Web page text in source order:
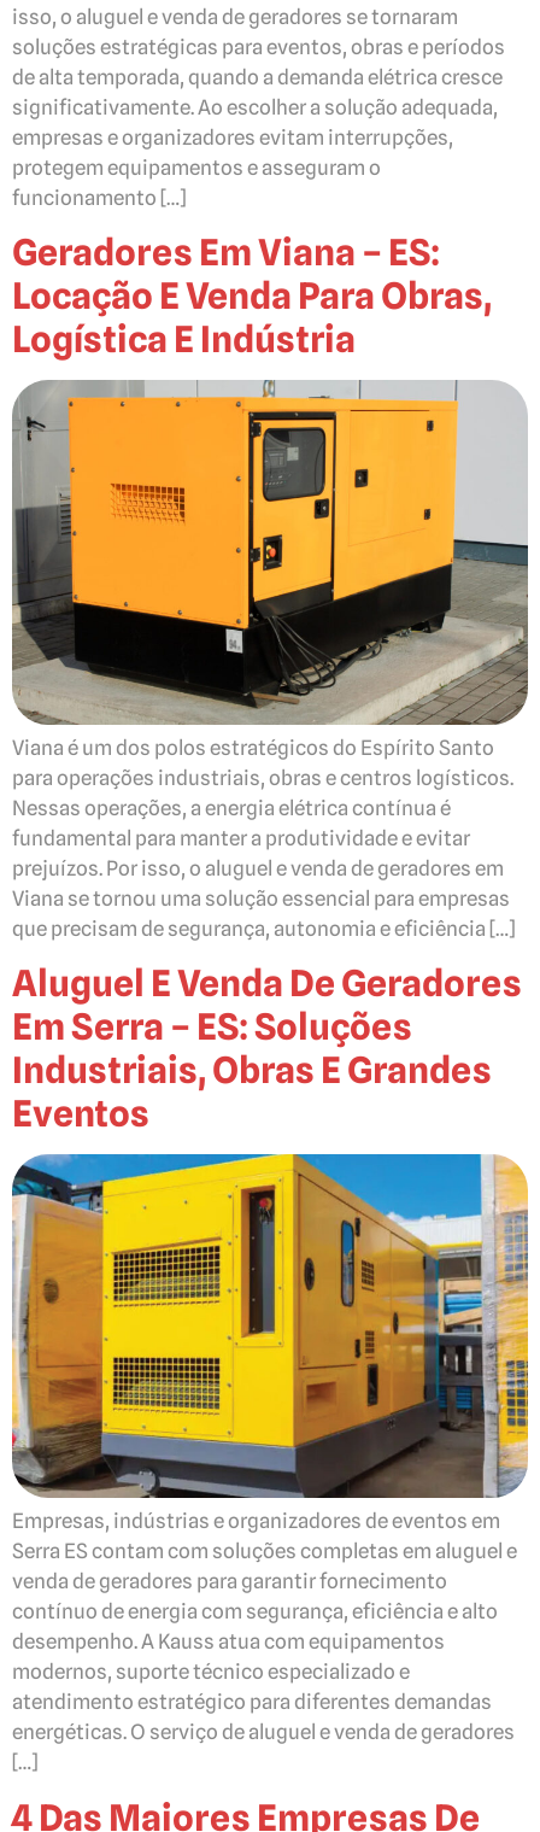
isso, o aluguel e venda de geradores se tornaram
soluções estratégicas para eventos, obras e períodos
de alta temporada, quando a demanda elétrica cresce
significativamente. Ao escolher a solução adequada,
empresas e organizadores evitam interrupções,
protegem equipamentos e asseguram o
funcionamento […]
Geradores Em Viana – ES:
Locação E Venda Para Obras,
Logística E Indústria
Viana é um dos polos estratégicos do Espírito Santo
para operações industriais, obras e centros logísticos.
Nessas operações, a energia elétrica contínua é
fundamental para manter a produtividade e evitar
prejuízos. Por isso, o aluguel e venda de geradores em
Viana se tornou uma solução essencial para empresas
que precisam de segurança, autonomia e eficiência […]
Aluguel E Venda De Geradores
Em Serra – ES: Soluções
Industriais, Obras E Grandes
Eventos
Empresas, indústrias e organizadores de eventos em
Serra ES contam com soluções completas em aluguel e
venda de geradores para garantir fornecimento
contínuo de energia com segurança, eficiência e alto
desempenho. A Kauss atua com equipamentos
modernos, suporte técnico especializado e
atendimento estratégico para diferentes demandas
energéticas. O serviço de aluguel e venda de geradores
[…]
4 Das Maiores Empresas De